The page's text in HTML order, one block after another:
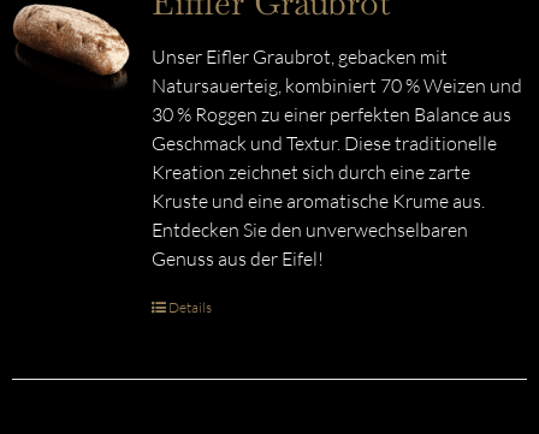
Unser Eifler Graubrot, gebacken mit
Natursauerteig, kombiniert 70 % Weizen und
30 % Roggen zu einer perfekten Balance aus
Geschmack und Textur. Diese traditionelle
Kreation zeichnet sich durch eine zarte
Kruste und eine aromatische Krume aus.
Entdecken Sie den unverwechselbaren
Genuss aus der Eifel!
Details